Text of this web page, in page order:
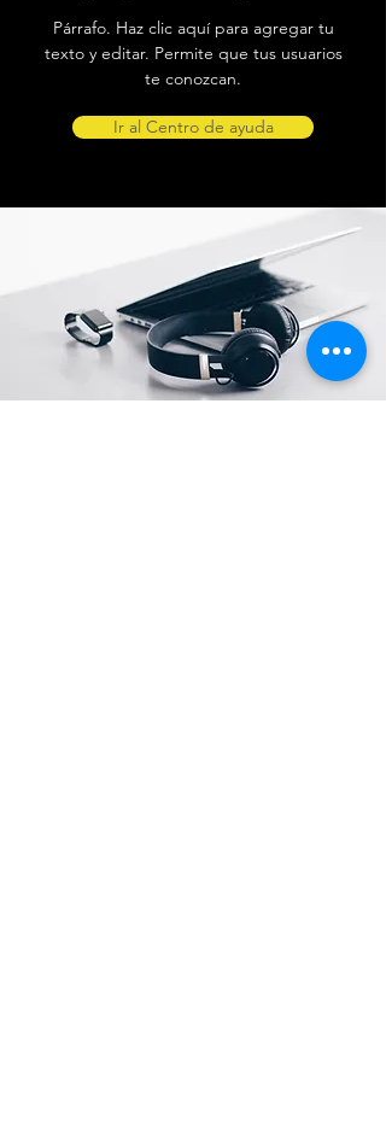
Párrafo. Haz clic aquí para agregar tu
texto y editar. Permite que tus usuarios
te conozcan.
Ir al Centro de ayuda